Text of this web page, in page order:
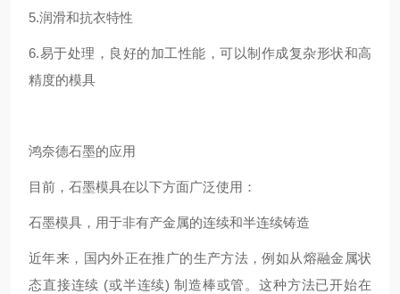
5.润滑和抗衣特性
6.易于处理，良好的加工性能，可以制作成复杂形状和高
精度的模具
鸿奈德石墨的应用
目前，石墨模具在以下方面广泛使用：
石墨模具，用于非有产金属的连续和半连续铸造
近年来，国内外正在推广的生产方法，例如从熔融金属状
态直接连续 (或半连续) 制造棒或管。这种方法已开始在